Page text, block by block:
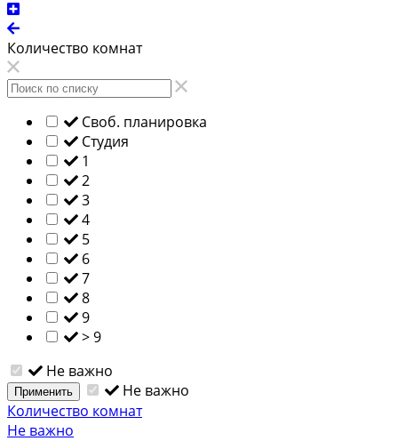
Количество комнат
Своб. планировка
Студия
1
2
3
4
5
6
7
8
9
> 9
Не важно
Применить
Не важно
Количество комнат
Не важно